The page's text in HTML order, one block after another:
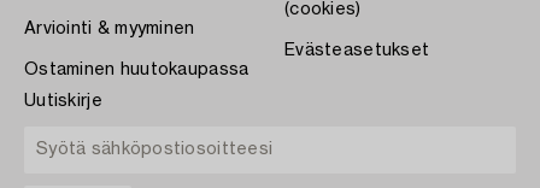
Arviointi & myyminen
Ostaminen huutokaupassa
(cookies)
Evästeasetukset
Uutiskirje